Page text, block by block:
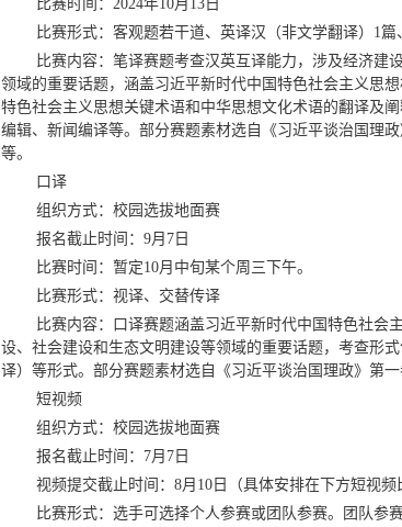
比赛时间： 2024年10月 13 日
比赛形式： 客观题若干道、英译汉（非文学翻译） 1篇
比赛内容： 笔译赛题考查汉英互译能力，涉及经济建
领域的重要话题，涵盖习近平新时代中国特色社会主义思
特色社会主义思想关键术语和中华思想文化术语的翻译及
编辑、新闻编译等。部分赛题素材选自《习近平谈治国理
等。
口译
组织方式： 校园选拔地面赛
报名截止时间： 9月 7 日
比赛时间： 暂定10月中旬某个周三下午。
比赛形式： 视译、交替传译
比赛内容：口译赛题涵盖习近平新时代中国特色社会
设、社会建设和生态文明建设等领域的重要话题，考查形
译）等形式。部分赛题素材选自《习近平谈治国理政》第
短视频
组织方式： 校园选拔地面赛
报名截止时间： 7月 7 日
视频提交截止时间： 8月 10 日（具体安排在下方短视频
比赛形式： 选手可选择个人参赛或团队参赛。团队参